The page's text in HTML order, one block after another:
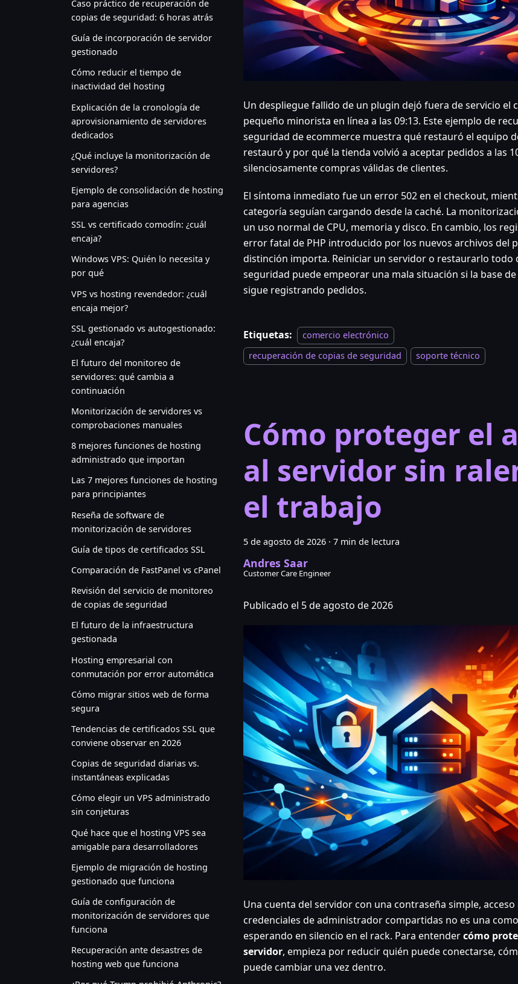
Caso práctico de recuperación de
copias de seguridad: 6 horas atrás
Guía de incorporación de servidor
gestionado
Cómo reducir el tiempo de
inactividad del hosting
Explicación de la cronología de
aprovisionamiento de servidores
dedicados
¿Qué incluye la monitorización de
servidores?
Ejemplo de consolidación de hosting
para agencias
SSL vs certificado comodín: ¿cuál
encaja?
Windows VPS: Quién lo necesita y
por qué
VPS vs hosting revendedor: ¿cuál
encaja mejor?
SSL gestionado vs autogestionado:
¿cuál encaja?
El futuro del monitoreo de
servidores: qué cambia a
continuación
Monitorización de servidores vs
comprobaciones manuales
8 mejores funciones de hosting
administrado que importan
Las 7 mejores funciones de hosting
para principiantes
Reseña de software de
monitorización de servidores
Guía de tipos de certificados SSL
Comparación de FastPanel vs cPanel
Revisión del servicio de monitoreo
de copias de seguridad
El futuro de la infraestructura
gestionada
Hosting empresarial con
conmutación por error automática
Cómo migrar sitios web de forma
segura
Tendencias de certificados SSL que
conviene observar en 2026
Copias de seguridad diarias vs.
instantáneas explicadas
Cómo elegir un VPS administrado
sin conjeturas
Qué hace que el hosting VPS sea
amigable para desarrolladores
Ejemplo de migración de hosting
gestionado que funciona
Guía de configuración de
monitorización de servidores que
funciona
Recuperación ante desastres de
hosting web que funciona
Un despliegue fallido de un plugin dejó fuera de servicio el
pequeño minorista en línea a las 09:13. Este ejemplo de
seguridad de ecommerce muestra qué restauró el equipo
restauró y por qué la tienda volvió a aceptar pedidos a las
silenciosamente compras válidas de clientes.
El síntoma inmediato fue un error 502 en el checkout,
categoría seguían cargando desde la caché. La
un uso normal de CPU, memoria y disco. En cambio, los
error fatal de PHP introducido por los nuevos archivos del
distinción importa. Reiniciar un servidor o restaurarlo todo
seguridad puede empeorar una mala situación si la base
sigue registrando pedidos.
Etiquetas:
comercio electrónico
recuperación de copias de seguridad
soporte técnico
Cómo proteger el
al servidor sin
el trabajo
5 de agosto de 2026 · 7 min de lectura
Andres Saar
Customer Care Engineer
Publicado el 5 de agosto de 2026
Una cuenta del servidor con una contraseña simple,
credenciales de administrador compartidas no es una
esperando en silencio en el rack. Para entendercómo
servidor, empieza por reducir quién puede conectarse,
puede cambiar una vez dentro.